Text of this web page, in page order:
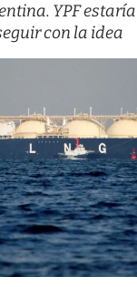
YPF
con la idea